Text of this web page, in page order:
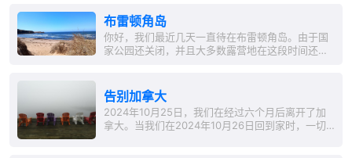
布雷顿角岛
你好，我们最近几天一直待在布雷顿角岛。由于国
家公园还关闭，并且大多数露营地在这段时间还没
美最美丽的路线之一。开车的乐趣主要在于风景，
但柴油价格也在大约1.20欧元左右。...
告别加拿大
2024年10月25日，我们在经过六个月后离开了加
拿大。当我们在2024年10月26日回到家时，一切